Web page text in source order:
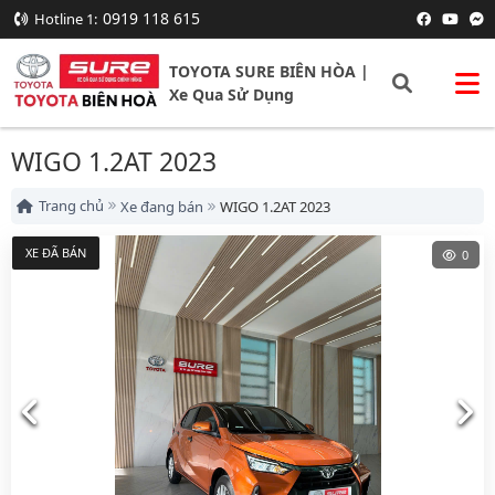
Hotline 1: 0919 118 615
TOYOTA SURE BIÊN HÒA |
Xe Qua Sử Dụng
WIGO 1.2AT 2023
Trang chủ Xe đang bán WIGO 1.2AT 2023
XE ĐÃ BÁN 0